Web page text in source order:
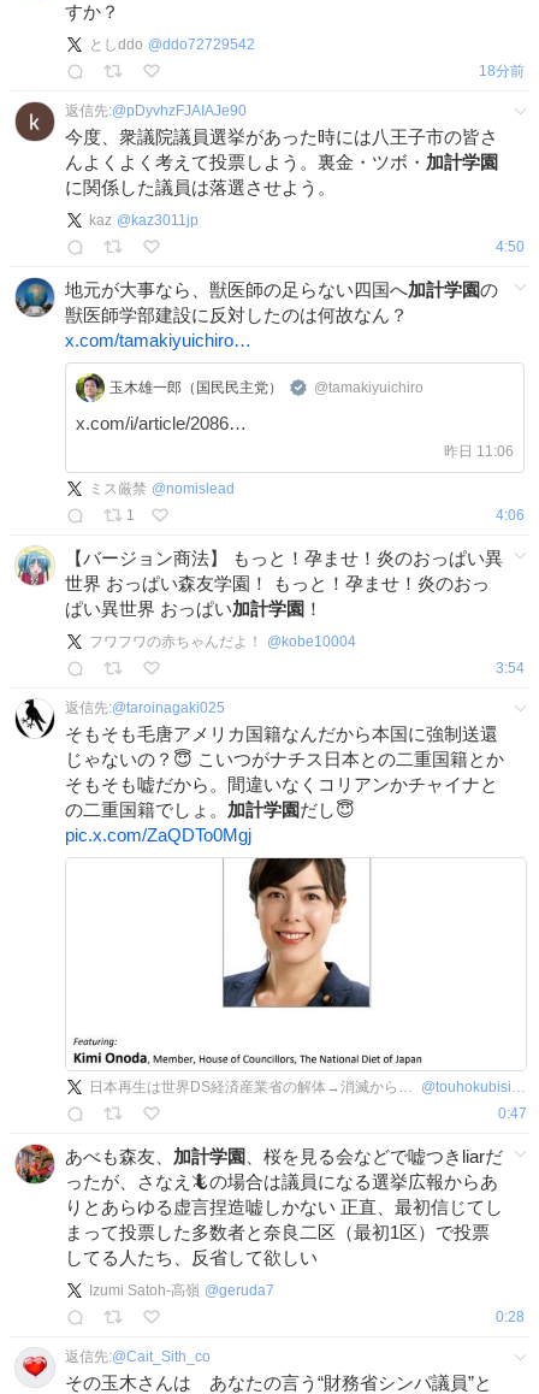
すか？
としddo @ddo72729542
19分前
返信先:@pDyvhzFJAIAJe90
今度、衆議院議員選挙があった時には八王子市の皆さ
んよくよく考えて投票しよう。裏金・ツボ・ 加計学園
に関係した議員は落選させよう。
kaz @ kaz3011jp
4:50
地元が大事なら、獣医師の足らない四国へ加計学園の
獣医師学部建設に反対したのは何故なん？
x.com/tamakiyuichiro…
玉木雄一郎（国民民主党） @tamakiyuichiro
x.com/i/article/2086…
昨日 11:06
ミス厳禁 @nomislead
1
4:06
【バージョン商法】 もっと！孕ませ！炎のおっぱい異
世界 おっぱい森友学園！ もっと！孕ませ！炎のおっ
ぱい異世界 おっぱい加計学園 ！
フワフワの赤ちゃんだよ！ @ kobe10004
3:54
返信先:@taroinagaki025
そもそも毛唐アメリカ国籍なんだから本国に強制送還
じゃないの？😇 こいつがナチス日本との二重国籍とか
そもそも嘘だから。間違いなくコリアンかチャイナと
の二重国籍でしょ。 加計学園だし😇
pic.x.com/ZaQDTo0Mgj
日本再生は世界DS経済産業省の解体→消滅から@東北美人 @touhokubisin171
0:47
あべも森友、 加計学園
、桜を見る会などで嘘つきliarだ
ったが、さなえ🦎の場合は議員になる選挙広報からあ
りとあらゆる虚言捏造嘘しかない 正直、最初信じてし
まって投票した多数者と奈良二区（最初1区）で投票
してる人たち、反省して欲しい
Izumi Satoh-高嶺 @geruda7
0:28
返信先:@Cait_Sith_co
その玉木さんは あなたの言う“財務省シンパ議員”と